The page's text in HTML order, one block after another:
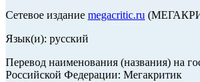
Сетевое издание megacritic.ru
Язык(и): русский
Перевод наименования (названия) на
Российской Федерации: Мегакритик